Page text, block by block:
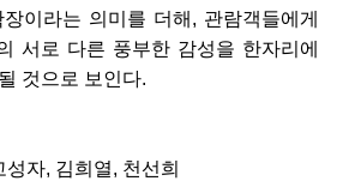
이라는 의미를 더해, 관람객들에게
서로 다른 풍부한 감성을 한자리에
것으로 보인다.
자, 김희열, 천선희